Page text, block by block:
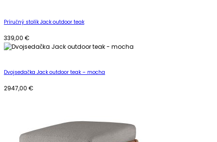
Príručný stolík Jack outdoor teak
339,00 €
Dvojsedačka Jack outdoor teak – mocha
2947,00 €